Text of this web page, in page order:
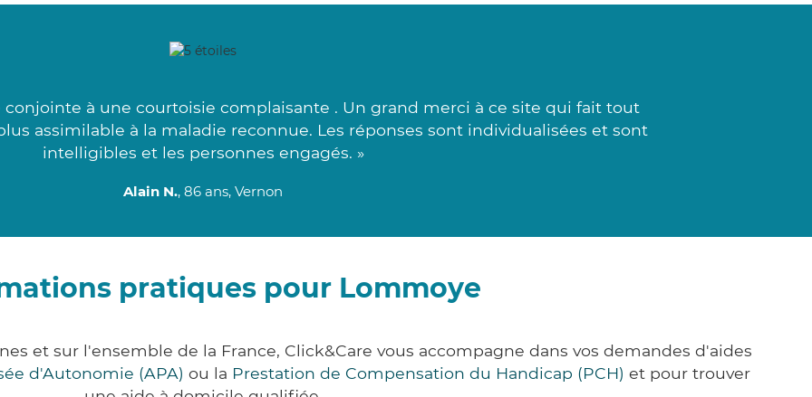
conjointe à une courtoisie complaisante . Un grand merci à ce site qui fait tout
assimilable à la maladie reconnue. Les réponses sont individualisées et sont
intelligibles et les personnes engagés. »
Alain N., 86 ans, Vernon
pratiques pour Lommoye
et sur l'ensemble de la France, Click&Care vous accompagne dans vos demandes d'aides
d'Autonomie (APA) ou la Prestation de Compensation du Handicap (PCH) et pour trouver